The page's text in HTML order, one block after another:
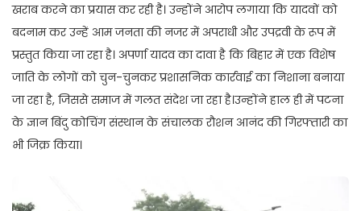
खराब करने का प्रयास कर रही है। उन्होंने आरोप लगाया कि यादवों को
बदनाम कर उन्हें आम जनता की नजर में अपराधी और उपद्रवी के रूप में
प्रस्तुत किया जा रहा है। अपर्णा यादव का दावा है कि बिहार में एक विशेष
जाति के लोगों को चुन-चुनकर प्रशासनिक कार्रवाई का निशाना बनाया
जा रहा है, जिससे समाज में गलत संदेश जा रहा है।उन्होंने हाल ही में पटना
के ज्ञान बिंदु कोचिंग संस्थान के संचालक रौशन आनंद की गिरफ्तारी का
भी जिक्र किया।